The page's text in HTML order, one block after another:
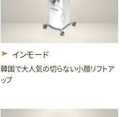
インモード
韓国で大人気の切らない小顔リフトア
ップ